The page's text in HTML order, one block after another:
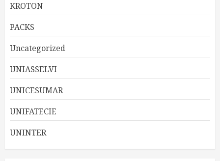
KROTON
PACKS
Uncategorized
UNIASSELVI
UNICESUMAR
UNIFATECIE
UNINTER